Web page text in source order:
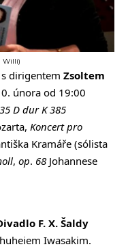
Willi)
s dirigentem Zsoltem
února od 19:00
D dur K 385
Koncert pro
Kramáře (sólista
, op. 68 Johannese
F. X. Šaldy
Iwasakim.